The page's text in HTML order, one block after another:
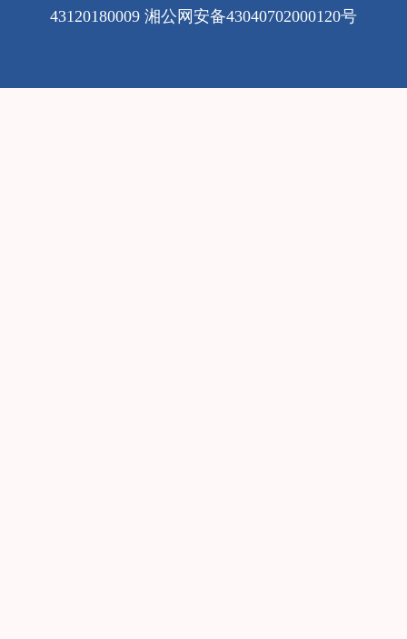
43120180009 湘公网安备43040702000120号